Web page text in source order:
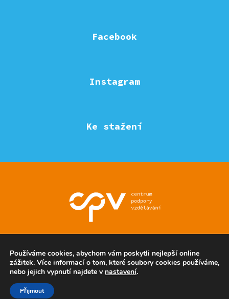
Facebook
Instagram
Ke stažení
Používáme cookies, abychom vám poskytli nejlepší online
zážitek. Více informací o tom, které soubory cookies používáme,
nebo jejich vypnutí najdete v nastavení.
Přijmout